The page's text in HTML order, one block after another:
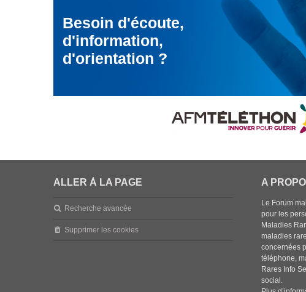
Besoin d'écoute,
d'information,
d'orientation ?
ALLER À LA PAGE
Recherche avancée
Supprimer les cookies
A
Le Forum
pour les
Maladies
maladies
concernées
téléphone,
Rares Info
social.